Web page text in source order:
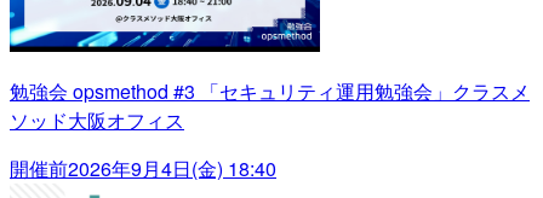
勉強会 opsmethod #3 「セキュリティ運用勉強会」クラスメ
ソッド大阪オフィス
開催前2026年9月4日(金) 18:40